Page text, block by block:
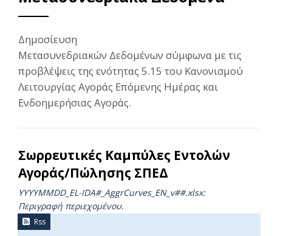
Δημοσίευση
Μετασυνεδριακών Δεδομένων σύμφωνα με τις
προβλέψεις της ενότητας 5.15 του Κανονισμού
Λειτουργίας Αγοράς Επόμενης Ημέρας και
Ενδοημερήσιας Αγοράς.
Σωρρευτικές Καμπύλες Εντολών
Αγοράς/Πώλησης ΣΠΕΔ
YYYYMMDD_EL-IDA#_AggrCurves_ΕΝ_v##.xlsx:
Περιγραφή περιεχομένου.
Rss